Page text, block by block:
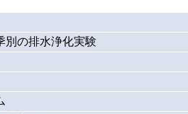
別の排水浄化実験